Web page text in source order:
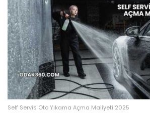
Self Servis Oto Yıkama Açma Maliyeti 2025